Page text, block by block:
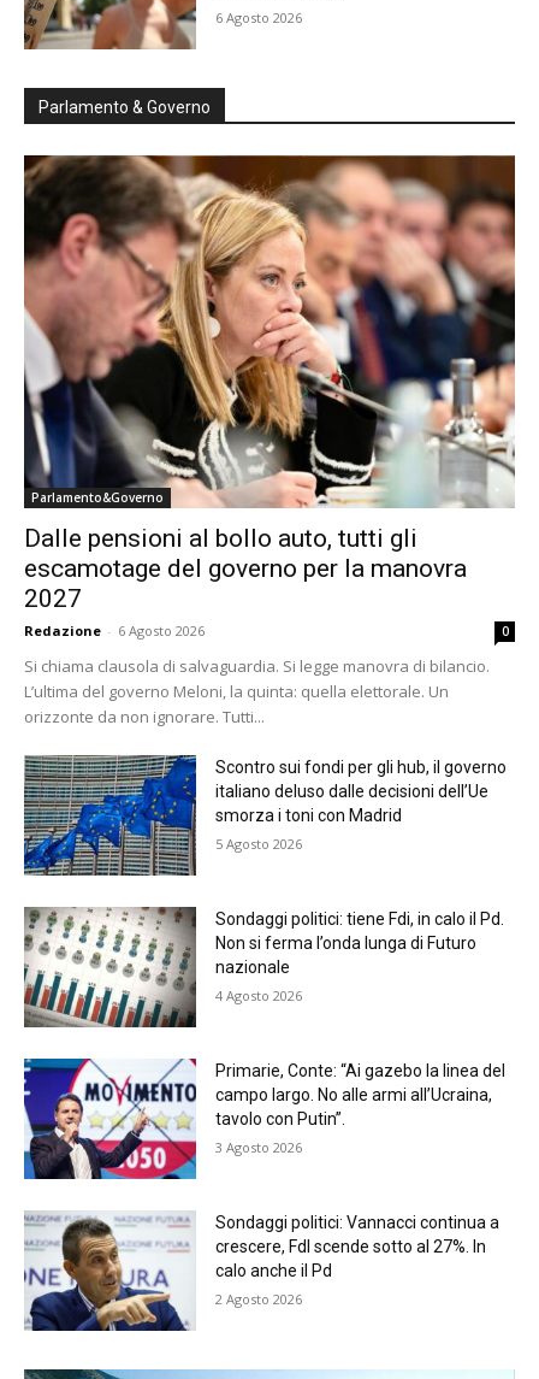
6 Agosto 2026
Parlamento & Governo
Parlamento&Governo
Dalle pensioni al bollo auto, tutti gli
escamotage del governo per la manovra
2027
Redazione - 6 Agosto 2026 0
Si chiama clausola di salvaguardia. Si legge manovra di bilancio.
L’ultima del governo Meloni, la quinta: quella elettorale. Un
orizzonte da non ignorare. Tutti...
Scontro sui fondi per gli hub, il governo
italiano deluso dalle decisioni dell’Ue
smorza i toni con Madrid
5 Agosto 2026
Sondaggi politici: tiene Fdi, in calo il Pd.
Non si ferma l’onda lunga di Futuro
nazionale
4 Agosto 2026
Primarie, Conte: “Ai gazebo la linea del
campo largo. No alle armi all’Ucraina,
tavolo con Putin”.
3 Agosto 2026
Sondaggi politici: Vannacci continua a
crescere, FdI scende sotto al 27%. In
calo anche il Pd
2 Agosto 2026